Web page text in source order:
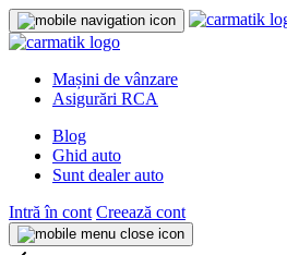
Mașini de vânzare
Asigurări RCA
Blog
Ghid auto
Sunt dealer auto
Intră în cont Creează cont